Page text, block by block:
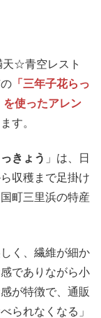
天☆青空レスト
「三年子花らっ
を使ったアレン
す。
きょう 」は、日
収穫まで足掛け
町三里浜の特産
く、繊維が細か
でありながら小
が特徴で、通販
られなくなる」